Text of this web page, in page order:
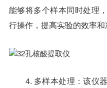
能够将多个样本同时处理
行操作，提高实验的效率和
4. 多样本处理：该仪器